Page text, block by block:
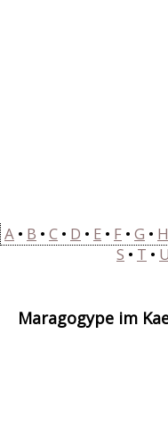
A • B • C • D • E • F • G • H
S • T • U
Maragogype im